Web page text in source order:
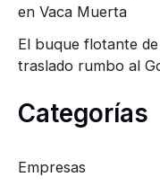
en Vaca Muerta
El buque flotante
traslado rumbo al
Categorías
Empresas